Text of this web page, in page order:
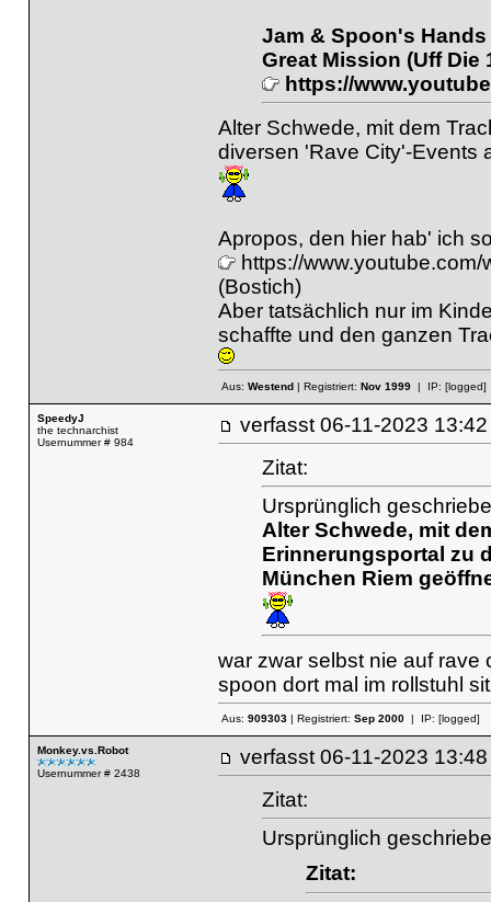
Jam & Spoon's Hands
Great Mission (Uff Die
https://
Alter Schwede, mit dem
diversen 'Rave City'-Events
Apropos, den hier hab' ich
https://
(Bostich)
Aber tatsächlich nur im
schaffte und den ganzen
Aus: Westend| Registriert: Nov 1999| IP: [logged]
SpeedyJ
the technarchist
Usernummer # 984
verfasst 06-11-2023
Zitat:
Ursprünglich
Alter Schwede, mit
Erinnerungsportal zu
München Riem
war zwar selbst nie auf rave
spoon dort mal im rollstuhl
Aus: 909303| Registriert: Sep 2000| IP: [logged]
Monkey.vs.Robot
Usernummer # 2438
verfasst 06-11-2023
Zitat:
Ursprünglich
Zitat: